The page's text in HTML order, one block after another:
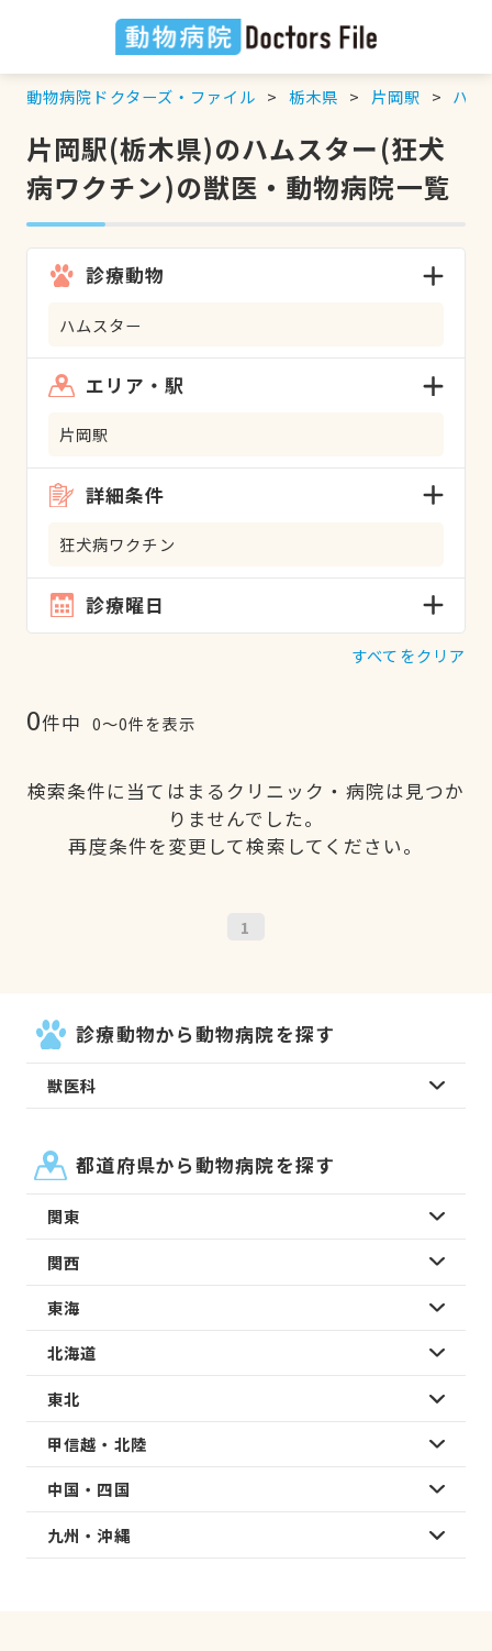
動物病院ドクターズ・ファイル 栃木県 片岡駅 ハム
片岡駅(栃木県)のハムスター(狂犬
病ワクチン)の獣医・動物病院一覧
診療動物
ハムスター
エリア・駅
片岡駅
詳細条件
狂犬病ワクチン
診療曜日
すべてをクリア
0件中 0〜0件を表示
検索条件に当てはまるクリニック・病院は見つか
りませんでした。
再度条件を変更して検索してください。
1
診療動物から動物病院を探す
獣医科
都道府県から動物病院を探す
関東
関西
東海
北海道
東北
甲信越・北陸
中国・四国
九州・沖縄